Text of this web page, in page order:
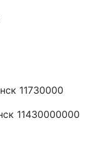
11730000
11430000000